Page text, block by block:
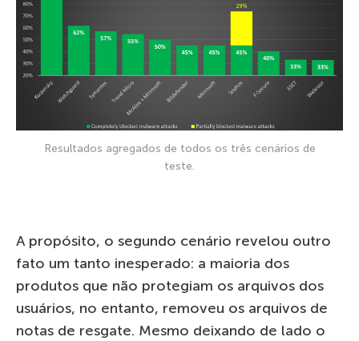
Resultados agregados de todos os três cenários de
teste.
A propósito, o segundo cenário revelou outro
fato um tanto inesperado: a maioria dos
produtos que não protegiam os arquivos dos
usuários, no entanto, removeu os arquivos de
notas de resgate. Mesmo deixando de lado o